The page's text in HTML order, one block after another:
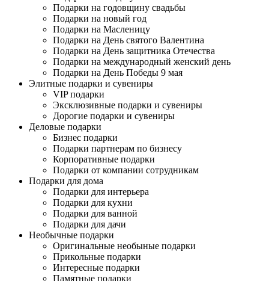
Подарки на годовщину свадьбы
Подарки на новый год
Подарки на Масленицу
Подарки на День святого Валентина
Подарки на День защитника Отечества
Подарки на международный женский день
Подарки на День Победы 9 мая
Элитные подарки и сувениры
VIP подарки
Эксклюзивные подарки и сувениры
Дорогие подарки и сувениры
Деловые подарки
Бизнес подарки
Подарки партнерам по бизнесу
Корпоративные подарки
Подарки от компании сотрудникам
Подарки для дома
Подарки для интерьера
Подарки для кухни
Подарки для ванной
Подарки для дачи
Необычные подарки
Оригинальные необыные подарки
Прикольные подарки
Интересные подарки
Памятные подарки